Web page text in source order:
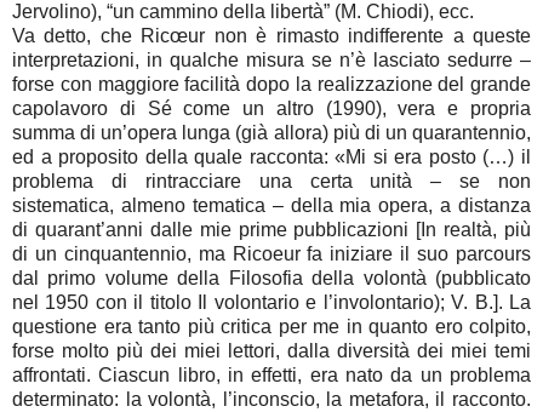
Jervolino), “un cammino della libertà” (M. Chiodi), ecc.
Va detto, che Ricœur non è rimasto indifferente a queste
interpretazioni, in qualche misura se n’è lasciato sedurre –
forse con maggiore facilità dopo la realizzazione del grande
capolavoro di Sé come un altro (1990), vera e propria
summa di un’opera lunga (già allora) più di un quarantennio,
ed a proposito della quale racconta: «Mi si era posto (…) il
problema di rintracciare una certa unità – se non
sistematica, almeno tematica – della mia opera, a distanza
di quarant’anni dalle mie prime pubblicazioni [In realtà, più
di un cinquantennio, ma Ricoeur fa iniziare il suo parcours
dal primo volume della Filosofia della volontà (pubblicato
nel 1950 con il titolo Il volontario e l’involontario); V. B.]. La
questione era tanto più critica per me in quanto ero colpito,
forse molto più dei miei lettori, dalla diversità dei miei temi
affrontati. Ciascun libro, in effetti, era nato da un problema
determinato: la volontà, l’inconscio, la metafora, il racconto.